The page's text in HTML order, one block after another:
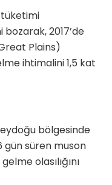
tüketimi
2017’de
Plains)
ihtimalini 1,5 kat
bölgesinde
gün süren muson
olasılığını